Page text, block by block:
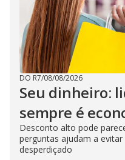
DO R7/08/08/2026
Seu dinheiro:
sempre é
Desconto alto pode
perguntas ajudam a
desperdiçado